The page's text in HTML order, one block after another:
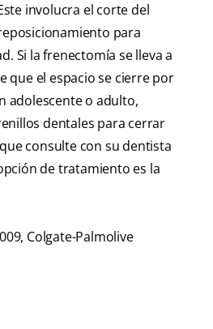
involucra el corte del
para
Si la frenectomía se lleva a
que el espacio se cierre por
adolescente o adulto,
dentales para cerrar
consulte con su dentista
de tratamiento es la
Colgate-Palmolive